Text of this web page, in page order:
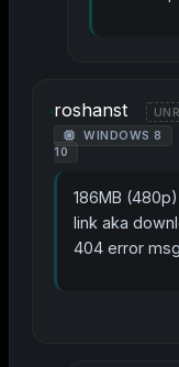
roshanst
WINDOWS 8
10
186MB
link aka
404 error